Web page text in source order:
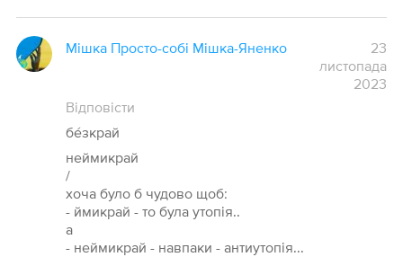
Мішка Просто-собі Мішка-Яненко
23
листопада
2023
Відповісти
бе́зкрай
неймикрай
/
хоча було б чудово щоб:
- ймикрай - то була утопія..
а
- неймикрай - навпаки - антиутопія...